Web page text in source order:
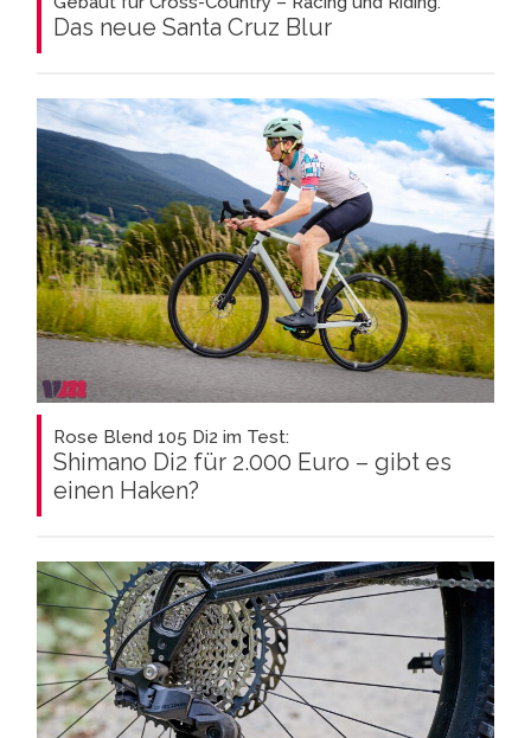
Das neue Santa Cruz Blur
Rose Blend 105 Di2 im Test:
Shimano Di2 für 2.000 Euro – gibt es
einen Haken?